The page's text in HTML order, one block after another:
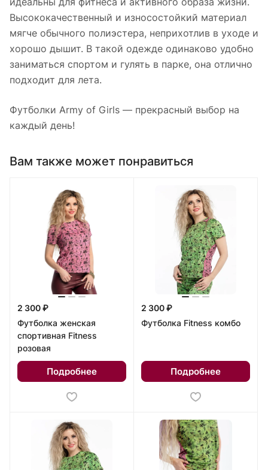
Высококачественный и износостойкий материал
мягче обычного полиэстера, неприхотлив в уходе и
хорошо дышит. В такой одежде одинаково удобно
заниматься спортом и гулять в парке, она отлично
подходит для лета.
Футболки Army of Girls — прекрасный выбор на
каждый день!
Вам также может понравиться
2 300 ₽
Футболка женская
спортивная Fitness
розовая
Подробнее
2 300 ₽
Футболка Fitness комбо
Подробнее